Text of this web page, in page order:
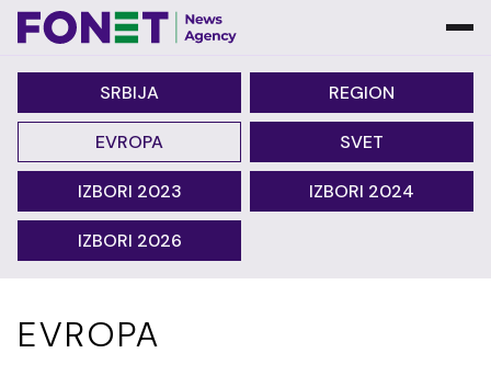
SRBIJA REGION
EVROPA SVET
IZBORI 2023 IZBORI 2024
IZBORI 2026
EVROPA